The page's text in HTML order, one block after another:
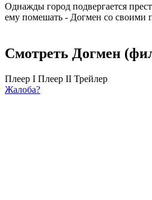
Однажды город подвергается
ему помешать - Догмен со своими
Смотреть Догмен
Плеер I Плеер II Трейлер
Жалоба?